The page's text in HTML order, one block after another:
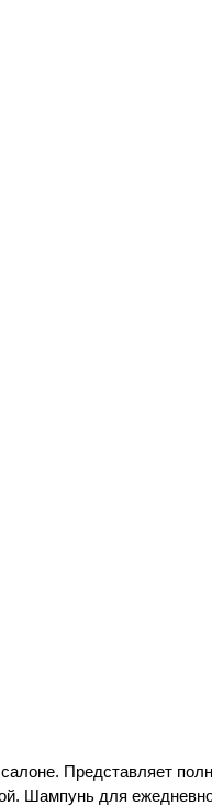
Представляет
Шампунь для